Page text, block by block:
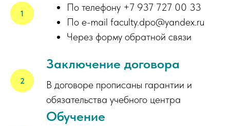
По телефону +7 937 727 00 33
По e-mail faculty.dpo@yandex.ru
Через форму обратной связи
Заключение договора
В договоре прописаны гарантии и
обязательства учебного центра
Обучение